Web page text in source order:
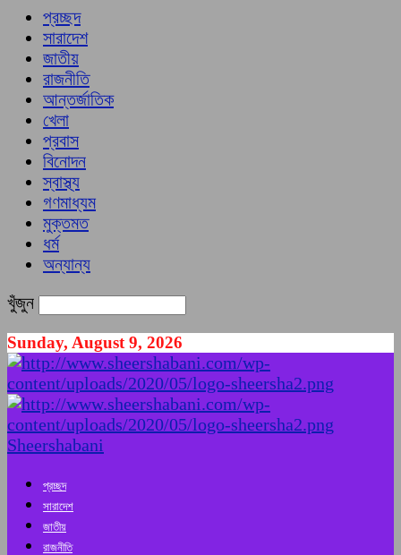
প্রচ্ছদ
সারাদেশ
জাতীয়
রাজনীতি
আন্তর্জাতিক
খেলা
প্রবাস
বিনোদন
স্বাস্থ্য
গণমাধ্যম
মুক্তমত
ধর্ম
অন্যান্য
খুঁজুন
Sunday, August 9, 2026
Sheershabani
প্রচ্ছদ
সারাদেশ
জাতীয়
রাজনীতি